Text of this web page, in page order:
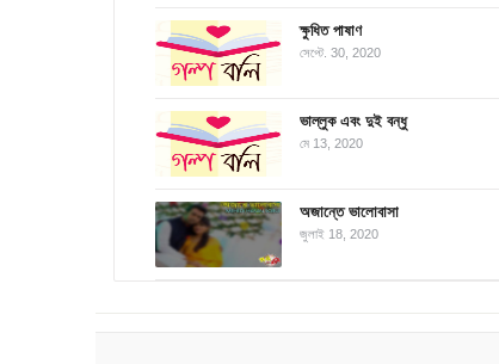
ক্ষুধিত পাষাণ
সেপ্টে. 30, 2020
ভাল্লুক এবং দুই বন্ধু
মে 13, 2020
অজান্তে ভালোবাসা
জুলাই 18, 2020